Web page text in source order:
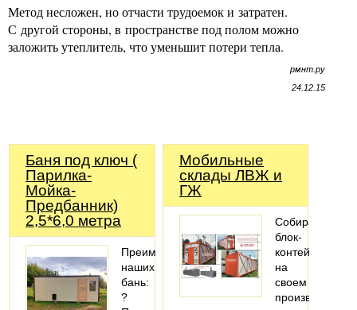
Метод несложен, но отчасти трудоемок и затратен.
С другой стороны, в пространстве под полом можно
заложить утеплитель, что уменьшит потери тепла.
рмнт.ру
24.12.15
Баня под ключ (
Парилка-
Мойка-
Предбанник)
2,5*6,0 метра
Преимущества
наших
бань:
?
Мобильные
склады ЛВЖ и
ГЖ
Собираем
блок-
контейнеры
на
своем
производстве